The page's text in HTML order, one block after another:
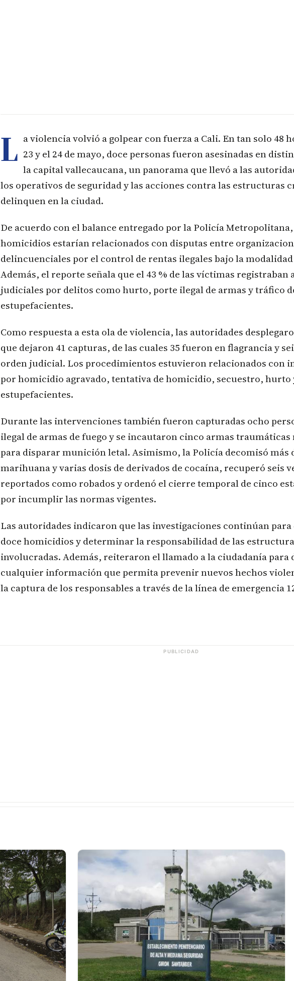
L a violencia volvió a golpear con fuerza a Cali. En tan solo 48
23 y el 24 de mayo, doce personas fueron asesinadas en
la capital vallecaucana, un panorama que llevó a las
los operativos de seguridad y las acciones contra las estructuras
delinquen en la ciudad.
De acuerdo con el balance entregado por la Policía Metropolitana,
homicidios estarían relacionados con disputas entre
delincuenciales por el control de rentas ilegales bajo la
Además, el reporte señala que el 43 % de las víctimas registraban
judiciales por delitos como hurto, porte ilegal de armas y tráfico
estupefacientes.
Como respuesta a esta ola de violencia, las autoridades
que dejaron 41 capturas, de las cuales 35 fueron en flagrancia y
orden judicial. Los procedimientos estuvieron relacionados con
por homicidio agravado, tentativa de homicidio, secuestro, hurto
estupefacientes.
Durante las intervenciones también fueron capturadas ocho
ilegal de armas de fuego y se incautaron cinco armas traumáticas
para disparar munición letal. Asimismo, la Policía decomisó más
marihuana y varias dosis de derivados de cocaína, recuperó seis
reportados como robados y ordenó el cierre temporal de cinco
por incumplir las normas vigentes.
Las autoridades indicaron que las investigaciones continúan
doce homicidios y determinar la responsabilidad de las
involucradas. Además, reiteraron el llamado a la ciudadanía para
cualquier información que permita prevenir nuevos hechos
la captura de los responsables a través de la línea de emergencia
PUBLICIDAD